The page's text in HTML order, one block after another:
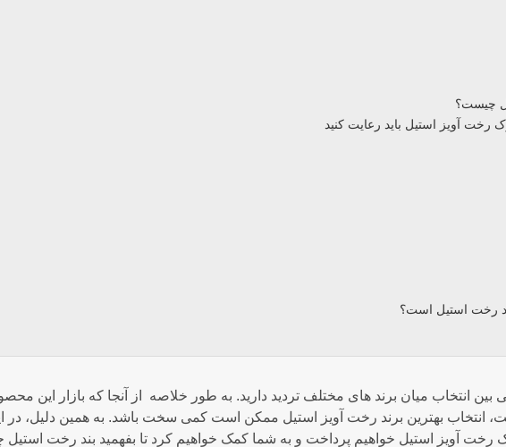
چیست؟
رخت آویز استیل باید رعایت کنید
رخت استیل است؟
انتخاب میان برند های مختلف تردید دارید. به طور خلاصه از آنجا که بازار این
انتخاب بهترین برند رخت آویز استیل ممکن است کمی سخت باشد. به همین دلیل، در
رخت آویز استیل خواهیم پرداخت و به شما کمک خواهیم کرد تا بفهمید بند رخت